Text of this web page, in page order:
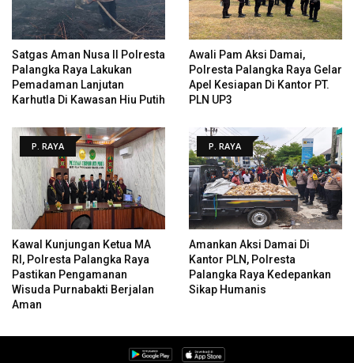
Satgas Aman Nusa II Polresta
Palangka Raya Lakukan
Pemadaman Lanjutan
Karhutla Di Kawasan Hiu Putih
Awali Pam Aksi Damai,
Polresta Palangka Raya Gelar
Apel Kesiapan Di Kantor PT.
PLN UP3
P. RAYA
Kawal Kunjungan Ketua MA
RI, Polresta Palangka Raya
Pastikan Pengamanan
Wisuda Purnabakti Berjalan
Aman
P. RAYA
Amankan Aksi Damai Di
Kantor PLN, Polresta
Palangka Raya Kedepankan
Sikap Humanis